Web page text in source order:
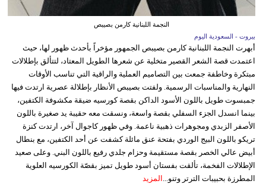
النجمة اللبنانية كارمن بصيبص
بيروت - السعودية اليوم
أبهرت النجمة اللبنانية كارمن بصيبص الجمهور مؤخراً بأحدث ظهور لها، حيث
اعتمدت قصة الشعر القصير متخلية عن شعرها الطويل المعتاد، لتتألق بإطلالات
مبتكرة وخاطفة جمعت بين التصاميم العملية والراقية التي تناسب الأوقات
النهارية والمناسبات الرسمية. ولفتت بصيبص الأنظار بإطلالة عصرية ارتدت فيها
جمبسوت طويل باللون الأسود الداكن بقصة كورسيه ضيقة مكشوفة الكتفين،
بينما انسدل الجزء السفلي بقصة واسعة، ونسقت معه حقيبة يد صغيرة باللون
الأصفر الزبدي ومجوهرات ذهبية ناعمة. وفي ظهور كاجوال آخر، ارتدت كنزة
تريكو باللون البيج الوردي بفتحة عنق مائلة كشفت عن أحد الكتفين، مع بنطال
أبيض عالي الخصر بقصة مستقيمة وحزام جلدي رفيع باللون البني. وعلى صعيد
الإطلالات الفخمة، تألقت بفستان أسود طويل تميز بقصّة الكورسيه العلوية
المطرزة بحبيبات الترتر وتنو... المزيد